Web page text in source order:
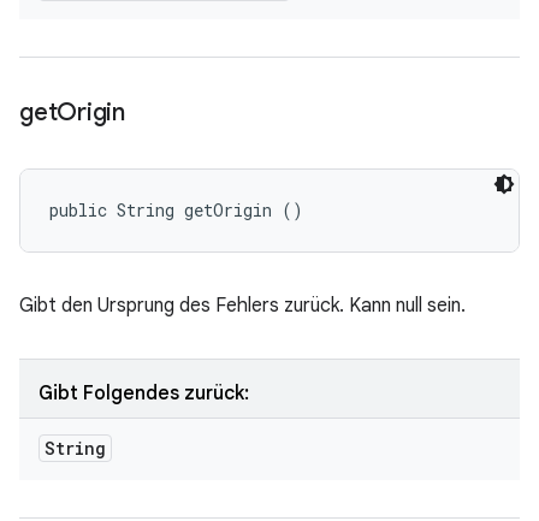
getOrigin
public String getOrigin ()
Gibt den Ursprung des Fehlers zurück. Kann null sein.
Gibt Folgendes zurück:
String